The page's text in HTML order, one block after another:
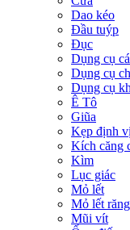
Dao kéo
Đầu tuýp
Đục
Dụng cụ
Dụng cụ
Dụng cụ
Ê Tô
Giũa
Kẹp định vị
Kích căng
Kìm
Lục giác
Mỏ lết
Mỏ lết răng
Mũi vít